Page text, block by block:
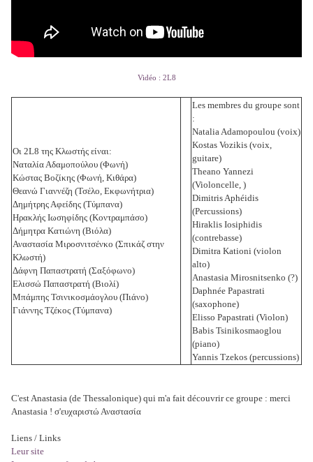
Vidéo : 2L8
Οι 2L8 της Κλωστής είναι:
Ναταλία Αδαμοπούλου (Φωνή)
Κώστας Βοζίκης (Φωνή, Κιθάρα)
Θεανώ Γιαννέζη (Τσέλο, Εκφωνήτρια)
Δημήτρης Αφείδης (Τύμπανα)
Ηρακλής Ιωσηφίδης (Κοντραμπάσο)
Δήμητρα Κατιώνη (Βιόλα)
Αναστασία Μιροσνιτσένκο (Σπικάζ στην
Κλωστή)
Δάφνη Παπαστρατή (Σαξόφωνο)
Ελισσώ Παπαστρατή (Βιολί)
Μπάμπης Τσινικοσμάογλου (Πιάνο)
Γιάννης Τζέκος (Τύμπανα)
Les membres du groupe sont
:
Natalia Adamopoulou (voix)
Kostas Vozikis (voix,
guitare)
Theano Yannezi
(Violoncelle, )
Dimitris Aphéidis
(Percussions)
Hiraklis Iosiphidis
(contrebasse)
Dimitra Kationi (violon
alto)
Anastasia Mirosnitsenko (?)
Daphnée Papastrati
(saxophone)
Elisso Papastrati (Violon)
Babis Tsinikosmaoglou
(piano)
Yannis Tzekos (percussions)
C'est Anastasia (de Thessalonique) qui m'a fait découvrir ce groupe : merci
Anastasia ! σ'ευχαριστώ Αναστασία
Liens / Links
Leur site